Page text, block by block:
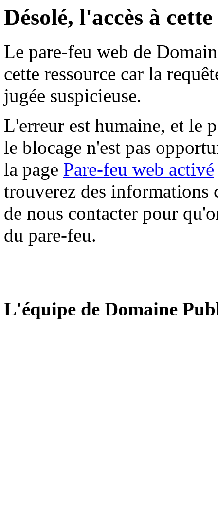
Désolé, l'accès à
Le pare-feu web de
cette ressource car la
jugée suspicieuse.
L'erreur est humaine, et le
le blocage n'est pas
la page Pare-feu web activé
trouverez des informations
de nous contacter pour
du pare-feu.
L'équipe de Domaine